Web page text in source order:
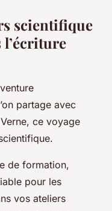
scientifique
l’écriture
partage avec
ce voyage
de formation,
pour les
vos ateliers